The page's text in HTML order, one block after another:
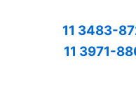
11 3483-
11 3971-